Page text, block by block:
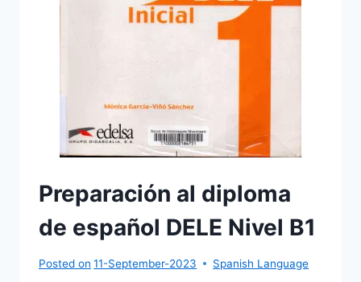
Preparación al diploma
de español DELE Nivel B1
Posted on 11-September-2023 Spanish Language